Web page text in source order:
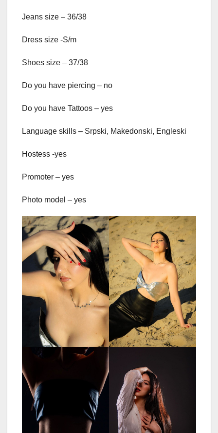
Jeans size – 36/38
Dress size -S/m
Shoes size – 37/38
Do you have piercing – no
Do you have Tattoos – yes
Language skills – Srpski, Makedonski, Engleski
Hostess -yes
Promoter – yes
Photo model – yes